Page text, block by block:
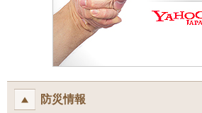
防災情報